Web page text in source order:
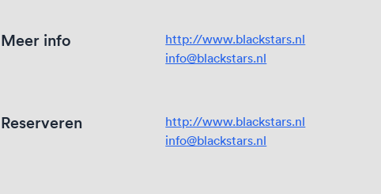
Meer info
http://www.blackstars.nl
info@blackstars.nl
Reserveren
http://www.blackstars.nl
info@blackstars.nl